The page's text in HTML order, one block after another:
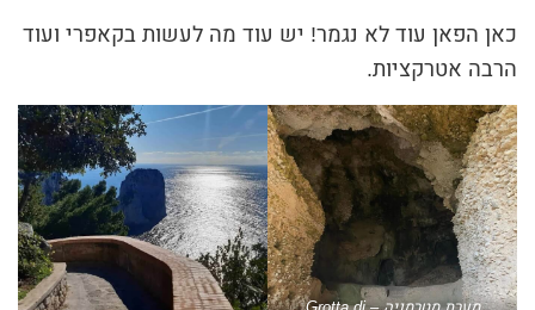
כאן הפאן עוד לא נגמר! יש עוד מה לעשות בקאפרי ועוד
הרבה אטרקציות.